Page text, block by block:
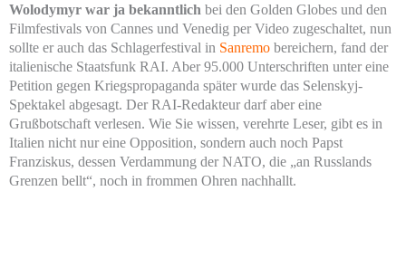
Wolodymyr war ja bekanntlich bei den Golden Globes und den
Filmfestivals von Cannes und Venedig per Video zugeschaltet, nun
sollte er auch das Schlagerfestival in Sanremo bereichern, fand der
italienische Staatsfunk RAI. Aber 95.000 Unterschriften unter eine
Petition gegen Kriegspropaganda später wurde das Selenskyj-
Spektakel abgesagt. Der RAI-Redakteur darf aber eine
Grußbotschaft verlesen. Wie Sie wissen, verehrte Leser, gibt es in
Italien nicht nur eine Opposition, sondern auch noch Papst
Franziskus, dessen Verdammung der NATO, die „an Russlands
Grenzen bellt“, noch in frommen Ohren nachhallt.